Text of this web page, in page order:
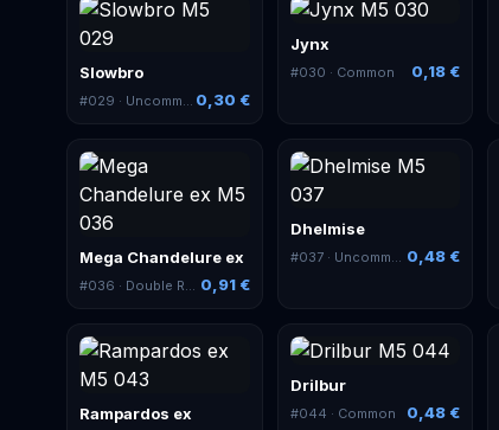
Slowbro
#029 · Uncommon 0,30 €
Jynx
#030 · Common 0,18 €
Mega Chandelure ex
#036 · Double Rare 0,91 €
Dhelmise
#037· Uncommon 0,48 €
Rampardos ex
Drilbur
#044 · Common 0,48 €